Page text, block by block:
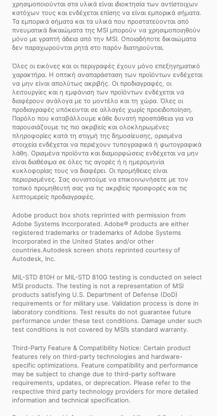
χρησιμοποιούνται στα υλικά είναι ιδιοκτησία των αντίστοιχων
κατόχων τους και ενδέχεται επίσης να είναι εμπορικά σήματα.
Τα εμπορικά σήματα και τα υλικά που προστατεύονται από
πνευματικά δικαιώματα της MSI μπορούν να χρησιμοποιηθούν
μόνο με γραπτή άδεια από την MSI. Οποιαδήποτε δικαιώματα
δεν παραχωρούνται ρητά στο παρόν διατηρούνται.
Όλες οι εικόνες και οι περιγραφές έχουν μόνο επεξηγηματικό
χαρακτήρα. Η οπτική αναπαράσταση των προϊόντων ενδέχεται
να μην είναι απολύτως ακριβής. Οι προδιαγραφές, οι
λειτουργίες και η εμφάνιση των προϊόντων ενδέχεται να
διαφέρουν ανάλογα με το μοντέλο και τη χώρα. Όλες οι
προδιαγραφές υπόκεινται σε αλλαγές χωρίς προειδοποίηση.
Παρόλο που καταβάλλουμε κάθε δυνατή προσπάθεια για να
παρουσιάζουμε τις πιο ακριβείς και ολοκληρωμένες
πληροφορίες κατά τη στιγμή της δημοσίευσης, ορισμένα
στοιχεία ενδέχεται να περιέχουν τυπογραφικά ή φωτογραφικά
λάθη. Ορισμένα προϊόντα και διαμορφώσεις ενδέχεται να μην
είναι διαθέσιμα σε όλες τις αγορές ή η ημερομηνία
κυκλοφορίας τους να διαφέρει. Οι προμήθειες είναι
περιορισμένες. Σας συνιστούμε να επικοινωνήσετε με τον
τοπικό προμηθευτή σας για τις ακριβείς προσφορές και τις
λεπτομερείς προδιαγραφές.
Adobe product box shots reprinted with permission from
Adobe Systems Incorporated. Adobe® products are either
registered trademarks or trademarks of Adobe Systems
Incorporated in the United States and/or other
countries.Autodesk screen shots reprinted courtesy of
Autodesk, Inc.
MIL-STD 810H or MIL-STD 810G testing is conducted on select
MSI products. The testing is not a representation of MSI
products satisfying U.S. Department of Defense (DoD)
requirements or for military use. Validation process is done in
laboratory conditions. Test results do not guarantee future
performance under these test conditions. Damage under such
test conditions is not covered by MSI’s standard warranty.
Third-Party Feature & Compatibility Notice: Certain product
features rely on third-party technologies and hardware-
specific optimizations. Feature compatibility and performance
may be subject to change due to third-party software
requirements, updates, or deprecation. Please refer to the
respective third party technology providers for more detailed
information and technical specification.